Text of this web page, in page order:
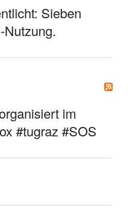
Sieben
Nutzung.
im
#tugraz #SOS